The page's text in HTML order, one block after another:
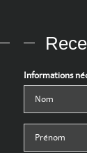
Informations